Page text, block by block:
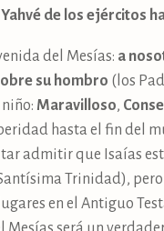
de los ejércitos
del Mesías: a
su hombro (los
Maravilloso,
hasta el fin del
admitir que Isaías
Trinidad),
en el Antiguo